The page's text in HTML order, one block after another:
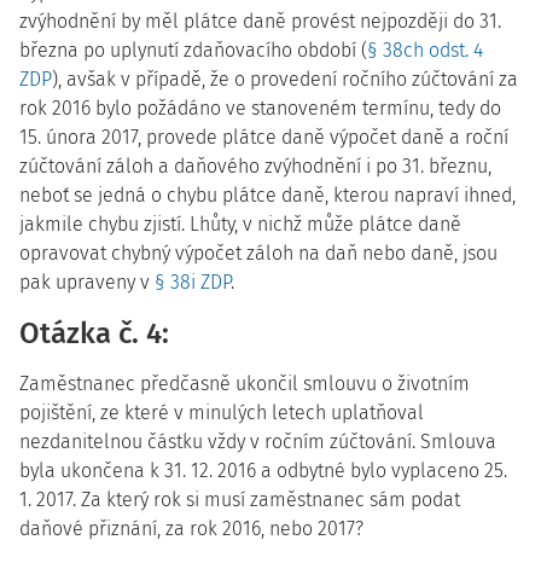
zvýhodnění by měl plátce daně provést nejpozději do 31.
března po uplynutí zdaňovacího období (§ 38ch odst. 4
ZDP), avšak v případě, že o provedení ročního zúčtování za
rok 2016 bylo požádáno ve stanoveném termínu, tedy do
15. února 2017, provede plátce daně výpočet daně a roční
zúčtování záloh a daňového zvýhodnění i po 31. březnu,
neboť se jedná o chybu plátce daně, kterou napraví ihned,
jakmile chybu zjistí. Lhůty, v nichž může plátce daně
opravovat chybný výpočet záloh na daň nebo daně, jsou
pak upraveny v § 38i ZDP.
Otázka č. 4:
Zaměstnanec předčasně ukončil smlouvu o životním
pojištění, ze které v minulých letech uplatňoval
nezdanitelnou částku vždy v ročním zúčtování. Smlouva
byla ukončena k 31. 12. 2016 a odbytné bylo vyplaceno 25.
1. 2017. Za který rok si musí zaměstnanec sám podat
daňové přiznání, za rok 2016, nebo 2017?